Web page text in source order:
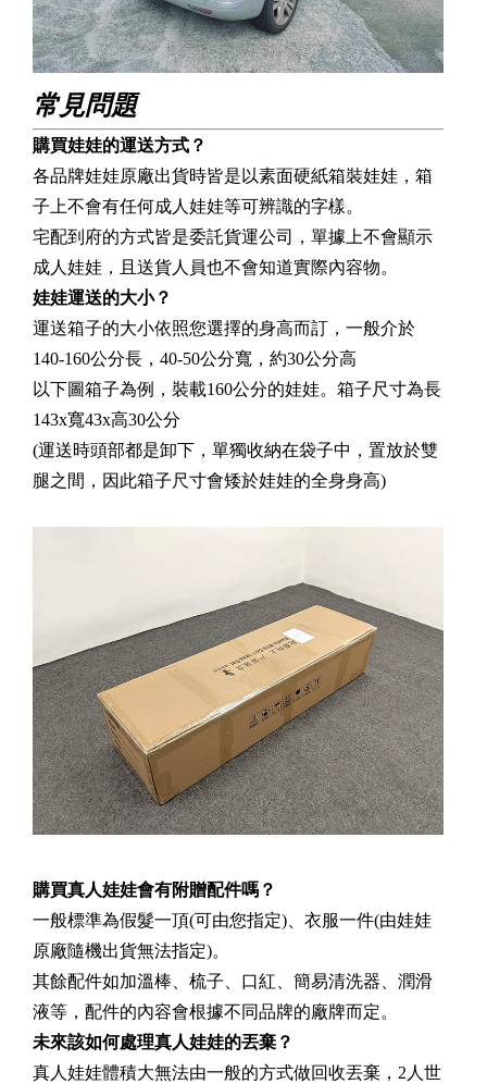
常見問題
購買娃娃的運送方式？
各品牌娃娃原廠出貨時皆是以素面硬紙箱裝娃娃，箱
子上不會有任何成人娃娃等可辨識的字樣。
宅配到府的方式皆是委託貨運公司，單據上不會顯示
成人娃娃，且送貨人員也不會知道實際內容物。
娃娃運送的大小？
運送箱子的大小依照您選擇的身高而訂，一般介於
140-160公分長，40-50公分寬，約30公分高
以下圖箱子為例，裝載160公分的娃娃。箱子尺寸為長
143x寬43x高30公分
(運送時頭部都是卸下，單獨收納在袋子中，置放於雙
腿之間，因此箱子尺寸會矮於娃娃的全身身高)
購買真人娃娃會有附贈配件嗎？
一般標準為假髮一頂(可由您指定)、衣服一件(由娃娃
原廠隨機出貨無法指定)。
其餘配件如加溫棒、梳子、口紅、簡易清洗器、潤滑
液等，配件的內容會根據不同品牌的廠牌而定。
未來該如何處理真人娃娃的丟棄？
真人娃娃體積大無法由一般的方式做回收丟棄，2人世